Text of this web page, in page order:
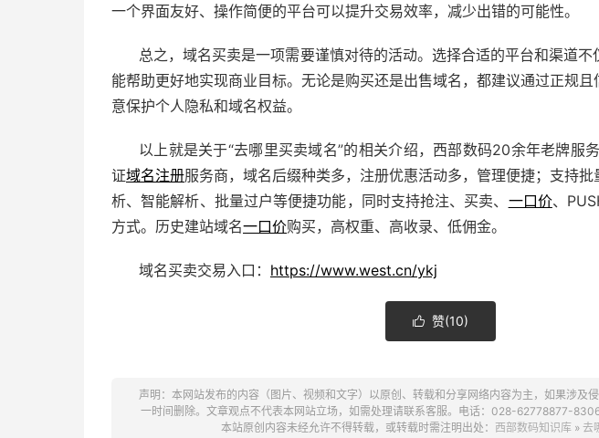
一个界面友好、操作简便的平台可以提升交易效率，减少出错的可能性。
总之，域名买卖是一项需要谨慎对待的活动。选择合适的平台和渠道
能帮助更好地实现商业目标。无论是购买还是出售域名，都建议通过正规
意保护个人隐私和域名权益。
以上就是关于“去哪里买卖域名”的相关介绍， 西部数码20余年老牌服
证域名注册服务商，域名后缀种类多，注册优惠活动多，管理便捷；支持
析、智能解析、批量过户等便捷功能，同时支持抢注、买卖、 一口价、
方式。历史建站域名一口价购买，高权重、高收录、低佣金。
域名买卖交易入口： https://www.west.cn/ykj
 赞(10)
声明：本网站发布的内容（图片、视频和文字）以原创、转载和分享网络内容为主，如果涉及
一时间删除。文章观点不代表本网站立场，如需处理请联系客服。电话：028-62778877-
本站原创内容未经允许不得转载，或转载时需注明出处： 西部数码知识库 » 去